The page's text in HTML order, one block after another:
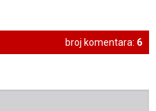
broj komentara: 6